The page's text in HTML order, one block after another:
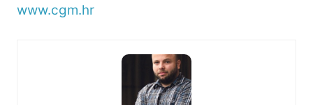
www.cgm.hr